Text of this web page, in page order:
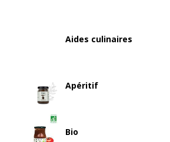
Aides culinaires
Apéritif
Bio